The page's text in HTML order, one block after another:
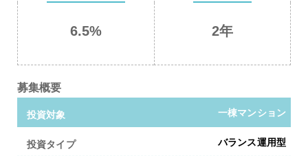
6.5% 2年
募集概要
投資対象 一棟マンション
投資タイプ バランス運用型